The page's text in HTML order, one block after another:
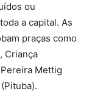
ou
a capital. As
praças como
Criança
Mettig